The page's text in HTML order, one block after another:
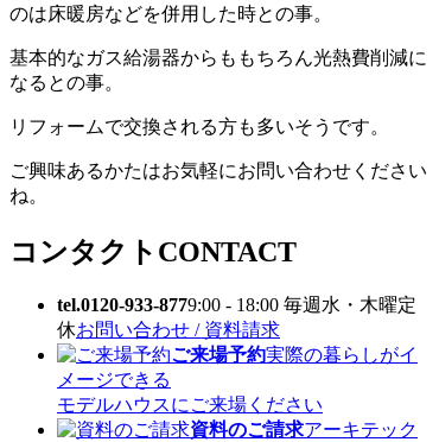
のは床暖房などを併用した時との事。
基本的なガス給湯器からももちろん光熱費削減に
なるとの事。
リフォームで交換される方も多いそうです。
ご興味あるかたはお気軽にお問い合わせください
ね。
コンタクト CONTACT
tel.0120-933-8779:00 - 18:00 毎週水・木曜定
休お問い合わせ / 資料請求
ご来場予約実際の暮らしがイ
メージできる
モデルハウスにご来場ください
資料のご請求アーキテック